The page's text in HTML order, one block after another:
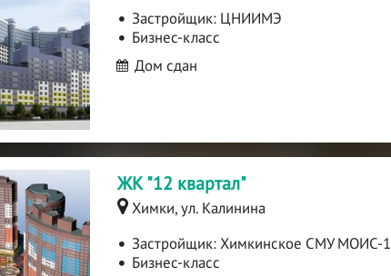
Застройщик: ЦНИИМЭ
Бизнес-класс
Дом сдан
ЖК "12 квартал"
Химки, ул. Калинина
Застройщик:Химкинское СМУ МОИС-1
Бизнес-класс